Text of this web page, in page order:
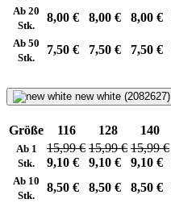
Ab 20
Stk.
8,00 € 8,00 € 8,00 €
Ab 50
Stk.
7,50 € 7,50 € 7,50 €
new white (2082627)
Größe 116 128 140
Ab 1
Stk.
15,99 €
9,10 €
15,99 €
9,10 €
15,99 €
9,10 €
Ab 10
Stk.
8,50 € 8,50 € 8,50 €